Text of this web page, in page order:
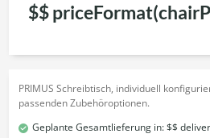
$$
PRIMUS Schreibtisch, individuell
passenden Zubehöroptionen.
Geplante Gesamtlieferung in:$$